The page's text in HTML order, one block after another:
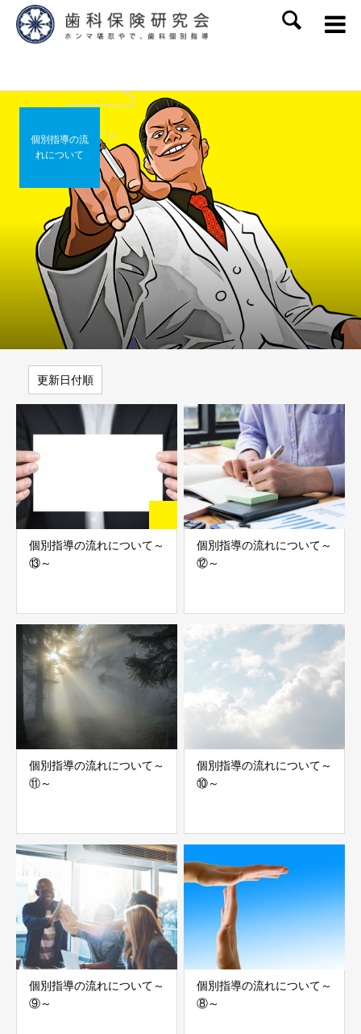
個別指導の流
れについて
更新日付順
個別指導の流れについて～
⑬～
個別指導の流れについて～
⑫～
個別指導の流れについて～
⑪～
個別指導の流れについて～
⑩～
個別指導の流れについて～
⑨～
個別指導の流れについて～
⑧～